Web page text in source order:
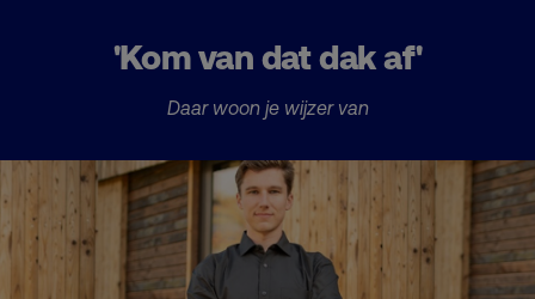
'Kom van dat dak af'
Daar woon je wijzer van